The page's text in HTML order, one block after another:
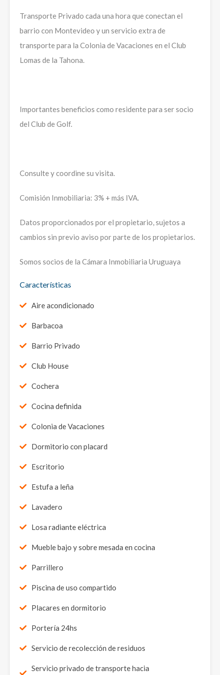
Transporte Privado cada una hora que conectan el
barrio con Montevideo y un servicio extra de
transporte para la Colonia de Vacaciones en el Club
Lomas de la Tahona.
Importantes beneficios como residente para ser socio
del Club de Golf.
Consulte y coordine su visita.
Comisión Inmobiliaria: 3% + más IVA.
Datos proporcionados por el propietario, sujetos a
cambios sin previo aviso por parte de los propietarios.
Somos socios de la Cámara Inmobiliaria Uruguaya
Características
Aire acondicionado
Barbacoa
Barrio Privado
Club House
Cochera
Cocina definida
Colonia de Vacaciones
Dormitorio con placard
Escritorio
Estufa a leña
Lavadero
Losa radiante eléctrica
Mueble bajo y sobre mesada en cocina
Parrillero
Piscina de uso compartido
Placares en dormitorio
Portería 24hs
Servicio de recolección de residuos
Servicio privado de transporte hacia